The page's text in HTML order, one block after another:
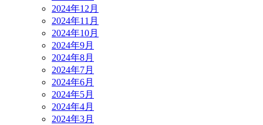
2024年12月
2024年11月
2024年10月
2024年9月
2024年8月
2024年7月
2024年6月
2024年5月
2024年4月
2024年3月